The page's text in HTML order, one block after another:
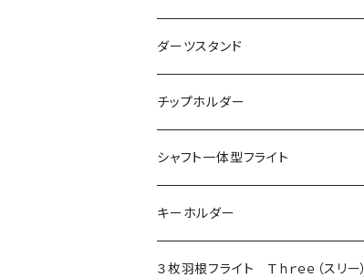
ドルフィンチップコンバージョン
プリントバージョン
当ショップ限定発売
ダーツスタンド
チップホルダー
シャフト一体型フライト
キーホルダー
３枚羽根フライト Ｔｈｒｅｅ（スリー）